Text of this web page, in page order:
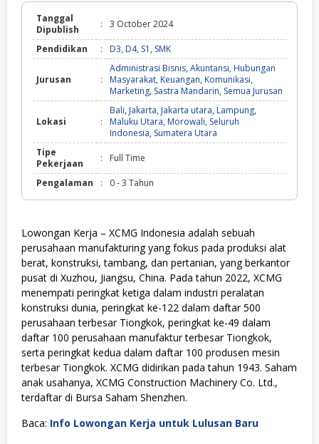
Tanggal
Dipublish
: 3 October 2024
Pendidikan : D3, D4, S1 , SMK
Jurusan :
Administrasi Bisnis, Akuntansi, Hubungan
Masyarakat, Keuangan, Komunikasi,
Marketing, Sastra Mandarin, Semua Jurusan
Lokasi :
Bali, Jakarta, Jakarta utara, Lampung,
Maluku Utara, Morowali, Seluruh
Indonesia, Sumatera Utara
Tipe
Pekerjaan
: Full Time
Pengalaman : 0 - 3 Tahun
Lowongan Kerja – XCMG Indonesia adalah sebuah
perusahaan manufakturing yang fokus pada produksi alat
berat, konstruksi, tambang, dan pertanian, yang berkantor
pusat di Xuzhou, Jiangsu, China. Pada tahun 2022, XCMG
menempati peringkat ketiga dalam industri peralatan
konstruksi dunia, peringkat ke-122 dalam daftar 500
perusahaan terbesar Tiongkok, peringkat ke-49 dalam
daftar 100 perusahaan manufaktur terbesar Tiongkok,
serta peringkat kedua dalam daftar 100 produsen mesin
terbesar Tiongkok. XCMG didirikan pada tahun 1943. Saham
anak usahanya, XCMG Construction Machinery Co. Ltd.,
terdaftar di Bursa Saham Shenzhen.
Baca: Info Lowongan Kerja untuk Lulusan Baru